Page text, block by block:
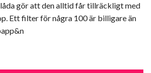
gör att den alltid får tillräckligt med
Ett filter för några 100 är billigare än